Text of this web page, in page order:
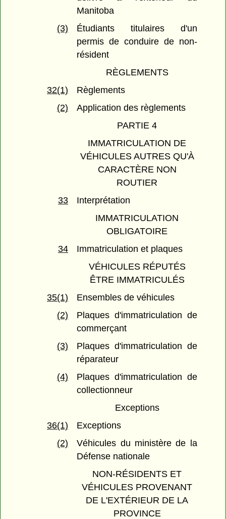
Manitoba
(3)
Étudiants titulaires d'un
permis de conduire de non-
résident
RÈGLEMENTS
32(1)
Règlements
(2)
Application des règlements
PARTIE 4
IMMATRICULATION DE
VÉHICULES AUTRES QU'À
CARACTÈRE NON
ROUTIER
33
Interprétation
IMMATRICULATION
OBLIGATOIRE
34
Immatriculation et plaques
VÉHICULES RÉPUTÉS
ÊTRE IMMATRICULÉS
35(1)
Ensembles de véhicules
(2)
Plaques d'immatriculation de
commerçant
(3)
Plaques d'immatriculation de
réparateur
(4)
Plaques d'immatriculation de
collectionneur
Exceptions
36(1)
Exceptions
(2)
Véhicules du ministère de la
Défense nationale
NON-RÉSIDENTS ET
VÉHICULES PROVENANT
DE L'EXTÉRIEUR DE LA
PROVINCE